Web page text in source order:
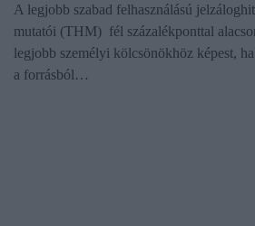
A legjobb szabad felhasználású
mutatói (THM) fél százalékponttal
legjobb személyi kölcsönökhöz képest,
a forrásból…